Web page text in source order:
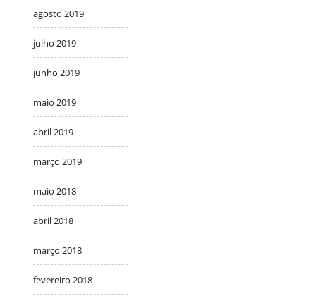
agosto 2019
julho 2019
junho 2019
maio 2019
abril 2019
março 2019
maio 2018
abril 2018
março 2018
fevereiro 2018